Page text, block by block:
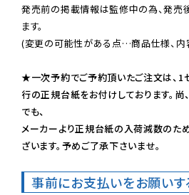
発売前の掲載情報は監修中の為、発売
ます。
(変更の可能性がある点…商品仕様、内
★一次予約でご予約頂いたご注文は、1
行の正規台紙をお付けしております。
でも、
メーカーより正規台紙の入荷減数のた
ざいます。予めご了承下さいませ。
事前にお支払いをお願いす